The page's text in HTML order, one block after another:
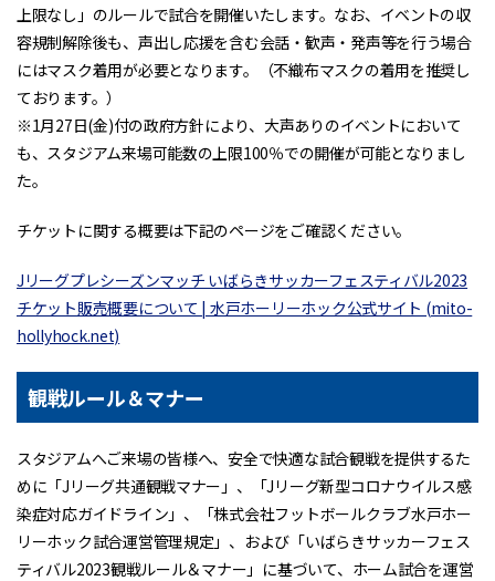
上限なし」のルールで試合を開催いたします。なお、イベントの収
容規制解除後も、声出し応援を含む会話・歓声・発声等を行う場合
にはマスク着用が必要となります。（不織布マスクの着用を推奨し
ております。）
※1月27日(金)付の政府方針により、大声ありのイベントにおいて
も、スタジアム来場可能数の上限100％での開催が可能となりまし
た。
チケットに関する概要は下記のページをご確認ください。
Jリーグプレシーズンマッチ いばらきサッカーフェスティバル2023
チケット販売概要について | 水戸ホーリーホック公式サイト (mito-
hollyhock.net)
観戦ルール＆マナー
スタジアムへご来場の皆様へ、安全で快適な試合観戦を提供するた
めに「Jリーグ共通観戦マナー」、「Jリーグ新型コロナウイルス感
染症対応ガイドライン」、「株式会社フットボールクラブ水戸ホー
リーホック試合運営管理規定」、および「いばらきサッカーフェス
ティバル2023観戦ルール＆マナー」に基づいて、ホーム試合を運営